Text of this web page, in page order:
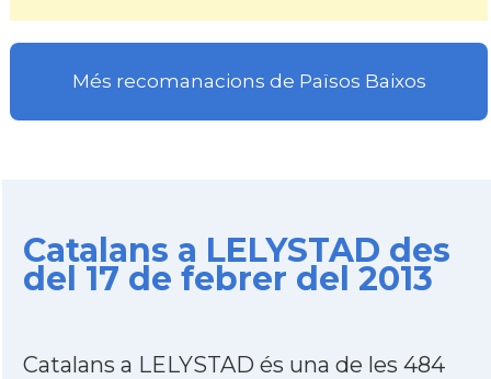
Més recomanacions de Països Baixos
Catalans a LELYSTAD des
del 17 de febrer del 2013
Catalans a LELYSTAD és una de les 484